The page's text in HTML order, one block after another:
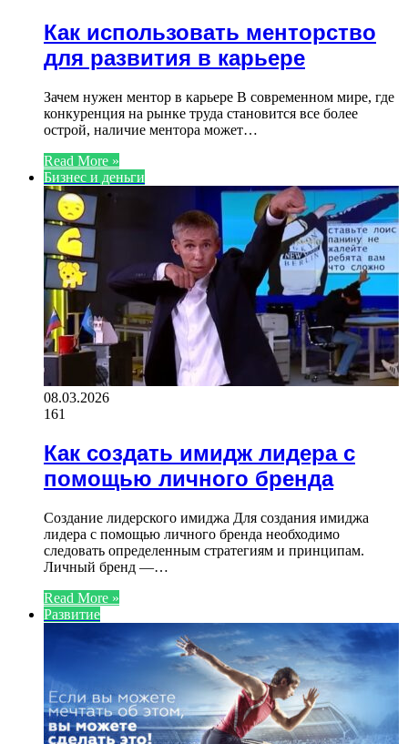
Как использовать менторство
для развития в карьере
Зачем нужен ментор в карьере В современном мире, где
конкуренция на рынке труда становится все более
острой, наличие ментора может…
Read More »
Бизнес и деньги
08.03.2026
161
Как создать имидж лидера с
помощью личного бренда
Создание лидерского имиджа Для создания имиджа
лидера с помощью личного бренда необходимо
следовать определенным стратегиям и принципам.
Личный бренд —…
Read More »
Развитие